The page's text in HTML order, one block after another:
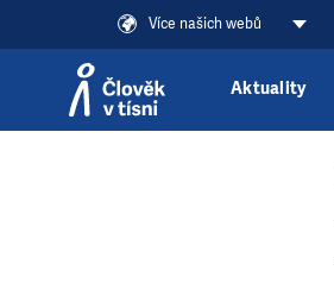
Více našich webů
Aktuality